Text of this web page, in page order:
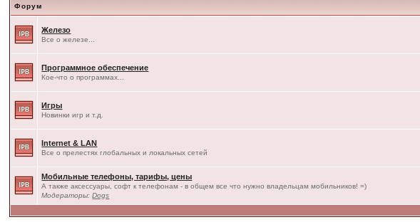
Форум
Железо
Все о железе...
Программное обеспечение
Кое-что о программах...
Игры
Новинки игр и т.д.
Internet & LAN
Все о прелестях глобальных и локальных сетей
Мобильные телефоны, тарифы, цены
А также аксессуары, софт к телефонам - в общем все что нужно владельцам мобильников! =)
Модераторы:Dogs